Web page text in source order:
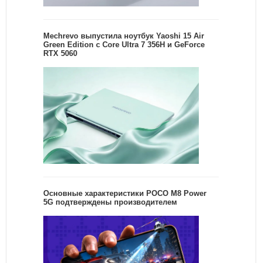
Mechrevo выпустила ноутбук Yaoshi 15 Air
Green Edition с Core Ultra 7 356H и GeForce
RTX 5060
Основные характеристики POCO M8 Power
5G подтверждены производителем